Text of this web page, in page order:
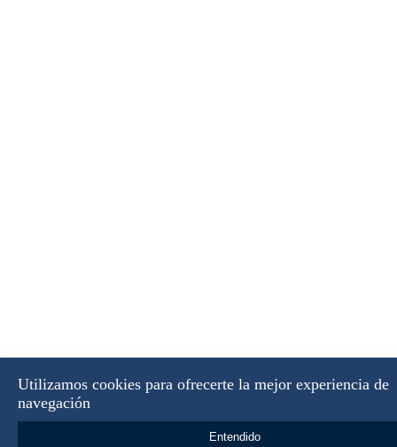
Utilizamos cookies para ofrecerte la mejor experiencia de
navegación
Entendido